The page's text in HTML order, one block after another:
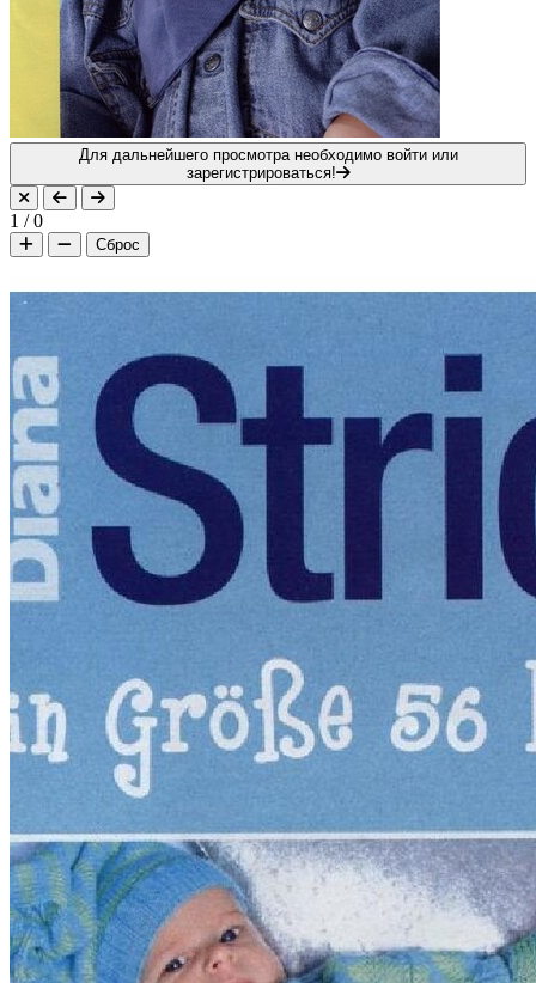
Для дальнейшего просмотра необходимо войти или
зарегистрироваться!
1 /0
Сброс